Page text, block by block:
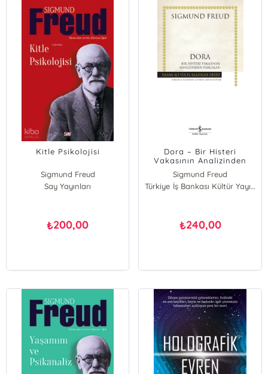
Kitle Psikolojisi
Sigmund Freud
Say Yayınları
₺200,00
Dora – Bir Histeri
Vakasının Analizinden
Parçalar Ciltli
Sigmund Freud
Türkiye İş Bankası Kültür Yayınları
₺240,00